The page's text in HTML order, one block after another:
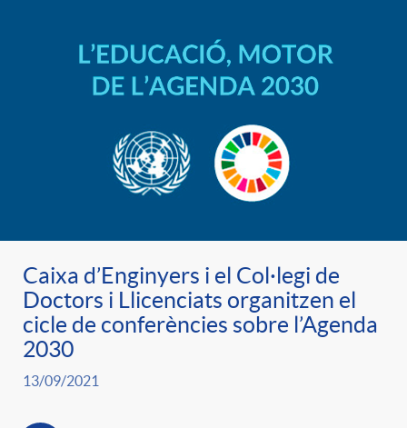
Caixa d’Enginyers i el Col·legi de
Doctors i Llicenciats organitzen el
cicle de conferències sobre l’Agenda
2030
13/09/2021